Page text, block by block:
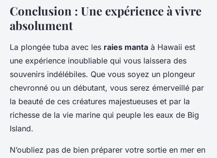
Conclusion : Une expérience à vivre
absolument
La plongée tuba avec les raies manta à Hawaii est
une expérience inoubliable qui vous laissera des
souvenirs indélébiles. Que vous soyez un plongeur
chevronné ou un débutant, vous serez émerveillé par
la beauté de ces créatures majestueuses et par la
richesse de la vie marine qui peuple les eaux de Big
Island.
N’oubliez pas de bien préparer votre sortie en mer en